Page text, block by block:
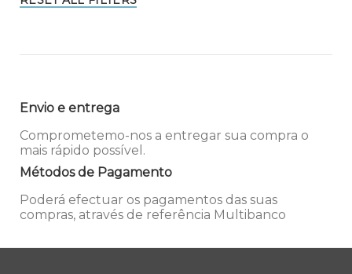
Envio e entrega
Comprometemo-nos a entregar sua compra o
mais rápido possível.
Métodos de Pagamento
Poderá efectuar os pagamentos das suas
compras, através de referência Multibanco